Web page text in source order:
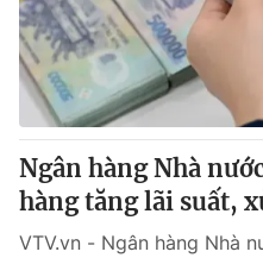
Ngân hàng Nhà
hàng tăng lãi suất,
VTV.vn - Ngân hàng Nhà